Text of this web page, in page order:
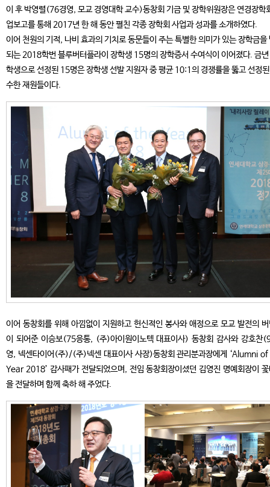
이 후 박영렬(76경영, 모교 경영대학 교수)동창회 기금 및 장학위원장은 연경장학
업보고를 통해 2017년 한 해 동안 펼친 각종 장학회 사업과 성과를 소개하였다.
이어 천원의 기적, 나비 효과의 기치로 동문들이 주는 특별한 의미가 있는 장학금을
되는 2018학번 블루버터플라이 장학생 15명의 장학증서 수여식이 이어졌다. 금
학생으로 선정된 15명은 장학생 선발 지원자 중 평균 10:1의 경쟁률을 뚫고 선정
수한 재원들이다.
이어 동창회를 위해 아낌없이 지원하고 헌신적인 봉사와 애정으로 모교 발전의
이 되어준 이승보(75응통, (주)아이원이노텍 대표이사) 동창회 감사와 강호찬
영, 넥센타이어(주)/(주)넥센 대표이사 사장)동창회 관리분과장에게 ‘Alumni
Year 2018’ 감사패가 전달되었으며, 전임 동창회장이셨던 김영진 명예회장이
을 전달하며 함께 축하 해 주었다.